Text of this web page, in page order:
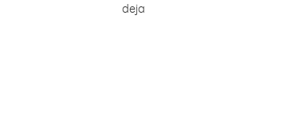
deja